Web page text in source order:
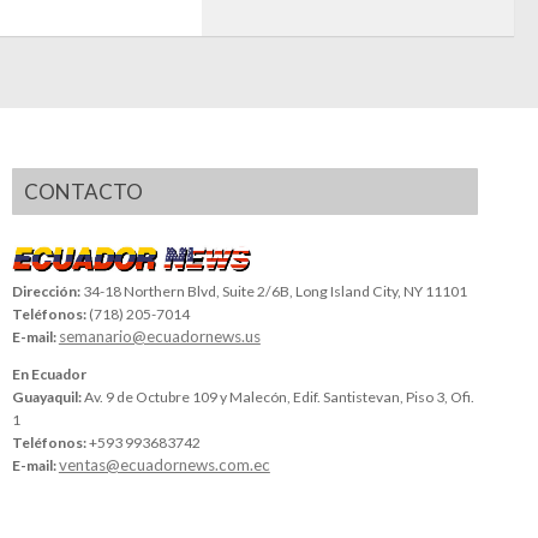
CONTACTO
Dirección: 34-18 Northern Blvd, Suite 2/6B, Long Island City, NY 11101
Teléfonos: (718) 205-7014
E-mail: semanario@ecuadornews.us
En Ecuador
Guayaquil:Av. 9 de Octubre 109 y Malecón, Edif. Santistevan, Piso 3, Ofi.
1
Teléfonos:+593 993683742
E-mail:ventas@ecuadornews.com.ec